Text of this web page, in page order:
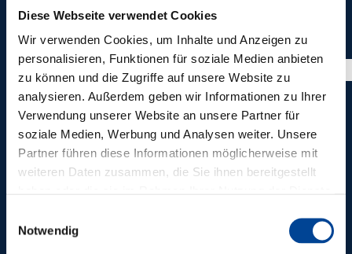
Diese Webseite verwendet Cookies
Wir verwenden Cookies, um Inhalte und Anzeigen zu
personalisieren, Funktionen für soziale Medien anbieten
zu können und die Zugriffe auf unsere Website zu
analysieren. Außerdem geben wir Informationen zu Ihrer
Verwendung unserer Website an unsere Partner für
soziale Medien, Werbung und Analysen weiter. Unsere
Partner führen diese Informationen möglicherweise mit
weiteren Daten zusammen, die Sie ihnen bereitgestellt
Notwendig
REFERENZEN
WEITERE
PROJEKTE